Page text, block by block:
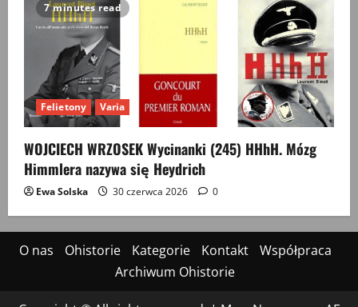
7 minutes read
Felietony Varia
WOJCIECH WRZOSEK Wycinanki (245) HHhH. Mózg
Himmlera nazywa się Heydrich
Ewa Solska 30 czerwca 2026 0
O nas Ohistorie Kategorie Kontakt
Współpraca
Archiwum Ohistorie